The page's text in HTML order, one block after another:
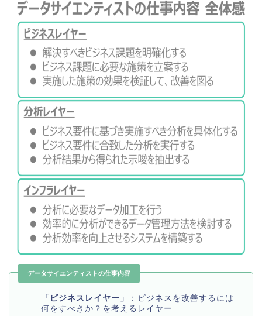
データサイエンティストの仕事内容
「ビジネスレイヤー」
：ビジネスを改善するには
何をすべきか？を考えるレイヤー